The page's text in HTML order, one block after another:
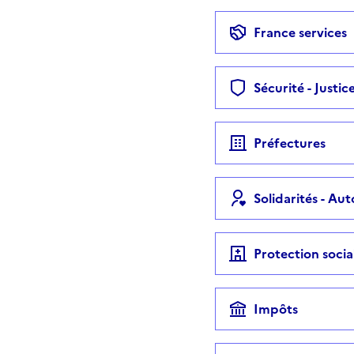
France services
Sécurité -
Préfectures
Solidarités -
Protection
Impôts